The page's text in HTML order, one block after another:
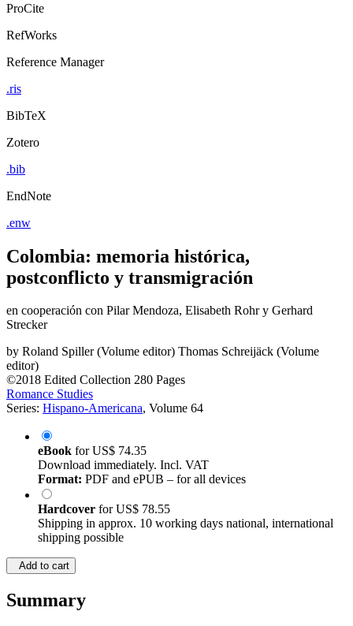
ProCite
RefWorks
Reference Manager
.ris
BibTeX
Zotero
.bib
EndNote
.enw
Colombia: memoria histórica,
postconflicto y transmigración
en cooperación con Pilar Mendoza, Elisabeth Rohr y Gerhard
Strecker
by Roland Spiller (Volume editor) Thomas Schreijäck (Volume
editor)
©2018 Edited Collection 280 Pages
Romance Studies
Series: Hispano-Americana, Volume 64
eBook forUS$ 74.35
Download immediately. Incl. VAT
Format: PDF and ePUB – for all devices
Hardcover forUS$ 78.55
Shipping in approx. 10 working days national, international
shipping possible
Add to cart
Summary